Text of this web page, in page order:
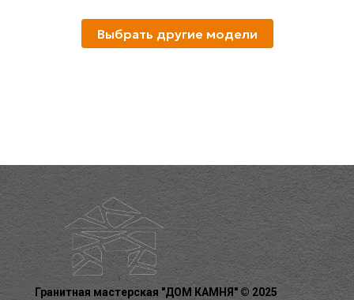
Выбрать другие модели
Гранитная мастерская "ДОМ КАМНЯ" © 2025